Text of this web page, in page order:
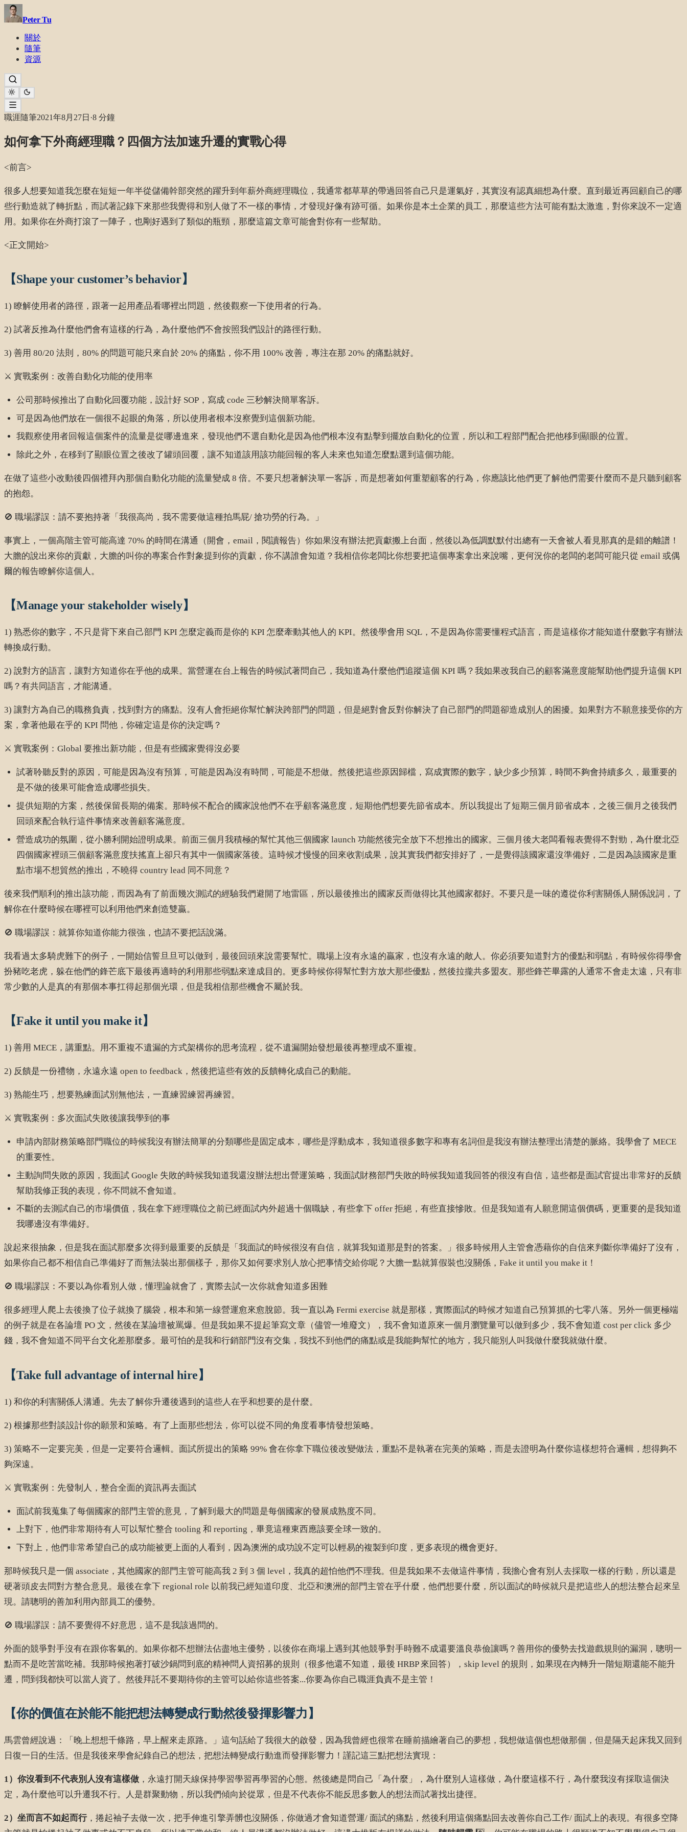
Peter Tu
關於
隨筆
資源
職涯隨筆2021年8月27日 ·8 分鐘
如何拿下外商經理職？四個方法加速升遷的實戰心得
<前言>
很多人想要知道我怎麼在短短一年半從儲備幹部突然的躍升到年薪外商經理職位，我通常都草草的帶過回答自己只是運氣好，其實沒有認真細想為什麼。直到最近再回顧自己的哪
些行動造就了轉折點，而試著記錄下來那些我覺得和別人做了不一樣的事情，才發現好像有跡可循。如果你是本土企業的員工，那麼這些方法可能有點太激進，對你來說不一定適
用。如果你在外商打滾了一陣子，也剛好遇到了類似的瓶頸，那麼這篇文章可能會對你有一些幫助。
<正文開始>
【Shape your customer’s behavior】
1) 瞭解使用者的路徑，跟著一起用產品看哪裡出問題，然後觀察一下使用者的行為。
2) 試著反推為什麼他們會有這樣的行為，為什麼他們不會按照我們設計的路徑行動。
3) 善用 80/20 法則，80% 的問題可能只來自於 20% 的痛點，你不用 100% 改善，專注在那 20% 的痛點就好。
⚔️ 實戰案例：改善自動化功能的使用率
公司那時候推出了自動化回覆功能，設計好 SOP，寫成 code 三秒解決簡單客訴。
可是因為他們放在一個很不起眼的角落，所以使用者根本沒察覺到這個新功能。
我觀察使用者回報這個案件的流量是從哪邊進來，發現他們不選自動化是因為他們根本沒有點擊到擺放自動化的位置，所以和工程部門配合把他移到顯眼的位置。
除此之外，在移到了顯眼位置之後改了罐頭回覆，讓不知道該用該功能回報的客人未來也知道怎麼點選到這個功能。
在做了這些小改動後四個禮拜內那個自動化功能的流量變成 8 倍。不要只想著解決單一客訴，而是想著如何重塑顧客的行為，你應該比他們更了解他們需要什麼而不是只聽到顧客
的抱怨。
🚫 職場謬誤：請不要抱持著「我很高尚，我不需要做這種拍馬屁/ 搶功勞的行為。」
事實上，一個高階主管可能高達 70% 的時間在溝通（開會，email，閱讀報告）你如果沒有辦法把貢獻搬上台面，然後以為低調默默付出總有一天會被人看見那真的是錯的離譜！
大膽的說出來你的貢獻，大膽的叫你的專案合作對象提到你的貢獻，你不講誰會知道？我相信你老闆比你想要把這個專案拿出來說嘴，更何況你的老闆的老闆可能只從 email 或偶
爾的報告瞭解你這個人。
【Manage your stakeholder wisely】
1) 熟悉你的數字，不只是背下來自己部門 KPI 怎麼定義而是你的 KPI 怎麼牽動其他人的 KPI。然後學會用 SQL，不是因為你需要懂程式語言，而是這樣你才能知道什麼數字有辦法
轉換成行動。
2) 說對方的語言，讓對方知道你在乎他的成果。當營運在台上報告的時候試著問自己，我知道為什麼他們追蹤這個 KPI 嗎？我如果改我自己的顧客滿意度能幫助他們提升這個 KPI
嗎？有共同語言，才能溝通。
3) 讓對方為自己的職務負責，找到對方的痛點。沒有人會拒絕你幫忙解決跨部門的問題，但是絕對會反對你解決了自己部門的問題卻造成別人的困擾。如果對方不願意接受你的方
案，拿著他最在乎的 KPI 問他，你確定這是你的決定嗎？
⚔️ 實戰案例：Global 要推出新功能，但是有些國家覺得沒必要
試著聆聽反對的原因，可能是因為沒有預算，可能是因為沒有時間，可能是不想做。然後把這些原因歸檔，寫成實際的數字，缺少多少預算，時間不夠會持續多久，最重要的
是不做的後果可能會造成哪些損失。
提供短期的方案，然後保留長期的備案。那時候不配合的國家說他們不在乎顧客滿意度，短期他們想要先節省成本。所以我提出了短期三個月節省成本，之後三個月之後我們
回頭來配合執行這件事情來改善顧客滿意度。
營造成功的氛圍，從小勝利開始證明成果。前面三個月我積極的幫忙其他三個國家 launch 功能然後完全放下不想推出的國家。三個月後大老闆看報表覺得不對勁，為什麼北亞
四個國家裡頭三個顧客滿意度扶搖直上卻只有其中一個國家落後。這時候才慢慢的回來收割成果，說其實我們都安排好了，一是覺得該國家還沒準備好，二是因為該國家是重
點市場不想貿然的推出，不曉得 country lead 同不同意？
後來我們順利的推出該功能，而因為有了前面幾次測試的經驗我們避開了地雷區，所以最後推出的國家反而做得比其他國家都好。不要只是一味的遵從你利害關係人關係說詞，了
解你在什麼時候在哪裡可以利用他們來創造雙贏。
🚫 職場謬誤：就算你知道你能力很強，也請不要把話說滿。
我看過太多騎虎難下的例子，一開始信誓旦旦可以做到，最後回頭來說需要幫忙。職場上沒有永遠的贏家，也沒有永遠的敵人。你必須要知道對方的優點和弱點，有時候你得學會
扮豬吃老虎，躲在他們的鋒芒底下最後再適時的利用那些弱點來達成目的。更多時候你得幫忙對方放大那些優點，然後拉攏共多盟友。那些鋒芒畢露的人通常不會走太遠，只有非
常少數的人是真的有那個本事扛得起那個光環，但是我相信那些機會不屬於我。
【Fake it until you make it】
1) 善用 MECE，講重點。用不重複不遺漏的方式架構你的思考流程，從不遺漏開始發想最後再整理成不重複。
2) 反饋是一份禮物，永遠永遠 open to feedback，然後把這些有效的反饋轉化成自己的動能。
3) 熟能生巧，想要熟練面試別無他法，一直練習練習再練習。
⚔️ 實戰案例：多次面試失敗後讓我學到的事
申請內部財務策略部門職位的時候我沒有辦法簡單的分類哪些是固定成本，哪些是浮動成本，我知道很多數字和專有名詞但是我沒有辦法整理出清楚的脈絡。我學會了 MECE
的重要性。
主動詢問失敗的原因，我面試 Google 失敗的時候我知道我還沒辦法想出營運策略，我面試財務部門失敗的時候我知道我回答的很沒有自信，這些都是面試官提出非常好的反饋
幫助我修正我的表現，你不問就不會知道。
不斷的去測試自己的市場價值，我在拿下經理職位之前已經面試內外超過十個職缺，有些拿下 offer 拒絕，有些直接慘敗。但是我知道有人願意開這個價碼，更重要的是我知道
我哪邊沒有準備好。
說起來很抽象，但是我在面試那麼多次得到最重要的反饋是「我面試的時候很沒有自信，就算我知道那是對的答案。」很多時候用人主管會憑藉你的自信來判斷你準備好了沒有，
如果你自己都不相信自己準備好了而無法裝出那個樣子，那你又如何要求別人放心把事情交給你呢？大膽一點就算假裝也沒關係，Fake it until you make it！
🚫 職場謬誤：不要以為你看別人做，懂理論就會了，實際去試一次你就會知道多困難
很多經理人爬上去後換了位子就換了腦袋，根本和第一線營運愈來愈脫節。我一直以為 Fermi exercise 就是那樣，實際面試的時候才知道自己預算抓的七零八落。另外一個更極端
的例子就是在各論壇 PO 文，然後在某論壇被罵爆。但是我如果不提起筆寫文章（儘管一堆廢文），我不會知道原來一個月瀏覽量可以做到多少，我不會知道 cost per click 多少
錢，我不會知道不同平台文化差那麼多。最可怕的是我和行銷部門沒有交集，我找不到他們的痛點或是我能夠幫忙的地方，我只能別人叫我做什麼我就做什麼。
【Take full advantage of internal hire】
1) 和你的利害關係人溝通。先去了解你升遷後遇到的這些人在乎和想要的是什麼。
2) 根據那些對談設計你的願景和策略。有了上面那些想法，你可以從不同的角度看事情發想策略。
3) 策略不一定要完美，但是一定要符合邏輯。面試所提出的策略 99% 會在你拿下職位後改變做法，重點不是執著在完美的策略，而是去證明為什麼你這樣想符合邏輯，想得夠不
夠深遠。
⚔️ 實戰案例：先發制人，整合全面的資訊再去面試
面試前我蒐集了每個國家的部門主管的意見，了解到最大的問題是每個國家的發展成熟度不同。
上對下，他們非常期待有人可以幫忙整合 tooling 和 reporting，畢竟這種東西應該要全球一致的。
下對上，他們非常希望自己的成功能被更上面的人看到，因為澳洲的成功說不定可以輕易的複製到印度，更多表現的機會更好。
那時候我只是一個 associate，其他國家的部門主管可能高我 2 到 3 個 level，我真的超怕他們不理我。但是我如果不去做這件事情，我擔心會有別人去採取一樣的行動，所以還是
硬著頭皮去問對方整合意見。最後在拿下 regional role 以前我已經知道印度、北亞和澳洲的部門主管在乎什麼，他們想要什麼，所以面試的時候就只是把這些人的想法整合起來呈
現。請聰明的善加利用內部員工的優勢。
🚫 職場謬誤：請不要覺得不好意思，這不是我該過問的。
外面的競爭對手沒有在跟你客氣的。如果你都不想辦法佔盡地主優勢，以後你在商場上遇到其他競爭對手時難不成還要溫良恭儉讓嗎？善用你的優勢去找遊戲規則的漏洞，聰明一
點而不是吃苦當吃補。我那時候抱著打破沙鍋問到底的精神問人資招募的規則（很多他還不知道，最後 HRBP 來回答），skip level 的規則，如果現在內轉升一階短期還能不能升
遷，問到我都快可以當人資了。然後拜託不要期待你的主管可以給你這些答案...你要為你自己職涯負責不是主管！
【你的價值在於能不能把想法轉變成行動然後發揮影響力】
馬雲曾經說過：「晚上想想千條路，早上醒來走原路。」這句話給了我很大的啟發，因為我曾經也很常在睡前描繪著自己的夢想，我想做這個也想做那個，但是隔天起床我又回到
日復一日的生活。但是我後來學會紀錄自己的想法，把想法轉變成行動進而發揮影響力！謹記這三點把想法實現：
1）你沒看到不代表別人沒有這樣做 ，永遠打開天線保持學習學習再學習的心態。然後總是問自己「為什麼」，為什麼別人這樣做，為什麼這樣不行，為什麼我沒有採取這個決
定，為什麼他可以升遷我不行。人是群聚動物，所以我們傾向於從眾，但是不代表你不能反思多數人的想法而試著找出捷徑。
2）坐而言不如起而行，捲起袖子去做一次，把手伸進引擎弄髒也沒關係，你做過才會知道營運/ 面試的痛點，然後利用這個痛點回去改善你自己工作/ 面試上的表現。有很多空降